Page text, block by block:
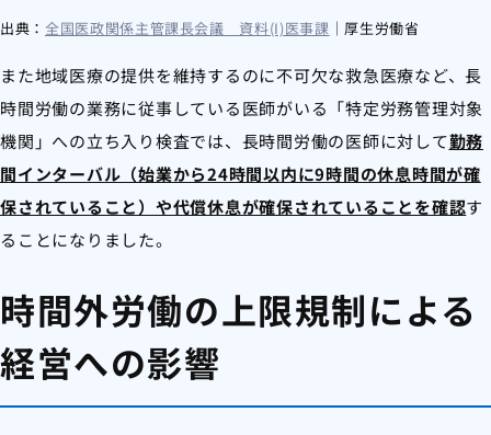
出典： 全国医政関係主管課長会議 資料(I)医事課 ｜厚生労働省
また地域医療の提供を維持するのに不可欠な救急医療など、長
時間労働の業務に従事している医師がいる「特定労務管理対象
機関」への立ち入り検査では、長時間労働の医師に対して勤務
間インターバル（始業から24時間以内に9時間の休息時間が確
保されていること）や代償休息が確保されていることを確認す
ることになりました。
時間外労働の上限規制による
経営への影響